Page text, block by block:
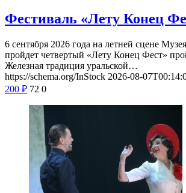
Фестиваль «Лету Конец
6 сентября 2026 года на летней сцене
пройдет четвертый «Лету Конец Фест»
Железная традиция уральской…
https://schema.org/InStock 2026-08-
200 ₽ 72 0